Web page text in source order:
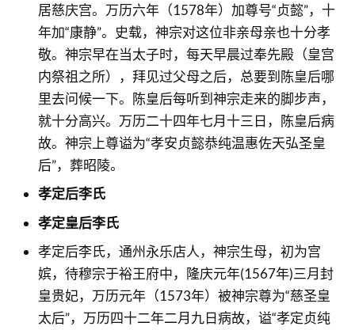
居慈庆宫。万历六年（1578年）加尊号“贞懿”，十
年加“康静”。史载，神宗对这位非亲母亲也十分孝
敬。神宗早在当太子时，每天早晨过奉先殿（皇宫
内祭祖之所），拜见过父母之后，总要到陈皇后哪
里去问候一下。陈皇后每听到神宗走来的脚步声，
就十分高兴。万历二十四年七月十三日，陈皇后病
故。神宗上尊谥为“孝安贞懿恭纯温惠佐天弘圣皇
后”，葬昭陵。
孝定后李氏
孝定皇后李氏
孝定后李氏，通州永乐店人，神宗生母，初为宫
嫔，待穆宗于裕王府中，隆庆元年(1567年)三月封
皇贵妃，万历元年（1573年）被神宗尊为“慈圣皇
太后”，万历四十二年二月九日病故，谥“孝定贞纯